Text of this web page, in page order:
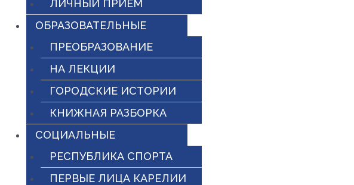
ЛИЧНЫЙ ПРИЕМ
ОБРАЗОВАТЕЛЬНЫЕ
ПРЕОБРАЗОВАНИЕ
НА ЛЕКЦИИ
ГОРОДСКИЕ ИСТОРИИ
КНИЖНАЯ РАЗБОРКА
СОЦИАЛЬНЫЕ
РЕСПУБЛИКА СПОРТА
ПЕРВЫЕ ЛИЦА КАРЕЛИИ